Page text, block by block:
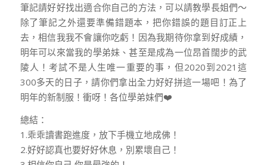
筆記請好好找出適合你自己的方法，可以請教學長姐們～
除了筆記之外還要準備錯題本，把你錯誤的題目訂正上
去，相信我我不會讓你吃虧！因為我期待你拿到好成績，
明年可以來當我的學弟妹、甚至是成為一位昂首闊步的武
陵人！考試不是人生唯一重要的事，但2020到2021這
300多天的日子，請你們拿出全力好好拼這一場吧！為了
明年的新制服！衝呀！各位學弟妹們❤️
總結：
1.乖乖讀書跑進度，放下手機立地成佛！
2.好好認真也要好好休息，別累壞自己！